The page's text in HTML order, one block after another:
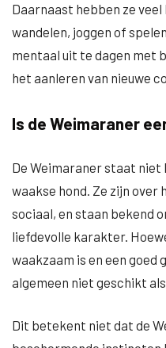
Daarnaast hebben ze
wandelen, joggen of
mentaal uit te dagen met
het aanleren van nieuwe
Is de Weimaraner
De Weimaraner staat niet
waakse hond. Ze zijn over
sociaal, en staan bekend
liefdevolle karakter.
waakzaam is en een goed
algemeen niet geschikt
Dit betekent niet dat de